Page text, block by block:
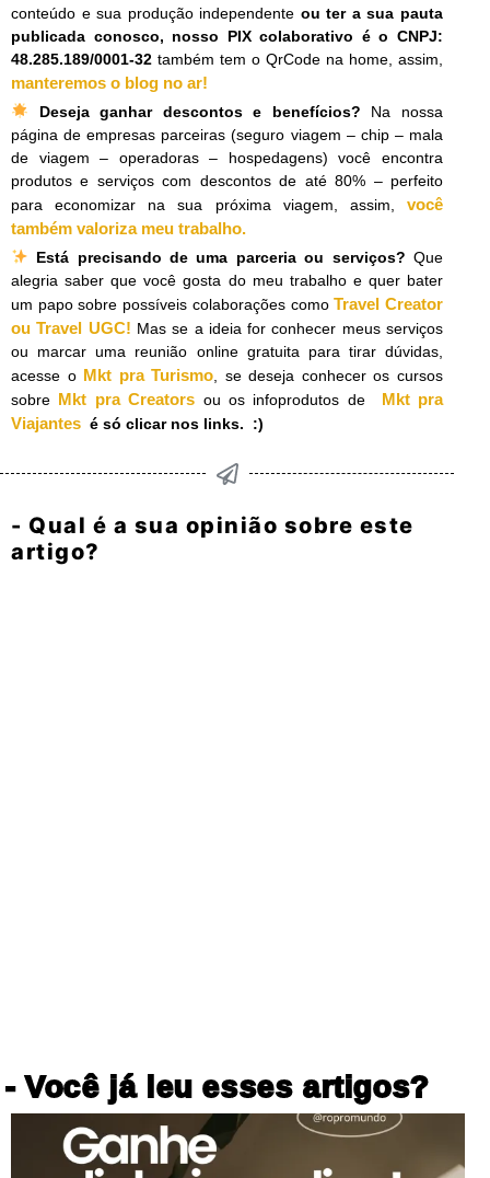
conteúdo e sua produção independente ou ter a sua pauta
publicada conosco, nosso PIX colaborativo é o CNPJ:
48.285.189/0001-32 também tem o QrCode na home, assim,
manteremos o blog no ar!
Deseja ganhar descontos e benefícios? Na nossa
página de empresas parceiras (seguro viagem – chip – mala
de viagem – operadoras – hospedagens) você encontra
produtos e serviços com descontos de até 80% – perfeito
para economizar na sua próxima viagem, assim, você
também valoriza meu trabalho.
Está precisando de uma parceria ou serviços? Que
alegria saber que você gosta do meu trabalho e quer bater
um papo sobre possíveis colaborações comoTravel Creator
ou Travel UGC! Mas se a ideia for conhecer meus serviços
ou marcar uma reunião online gratuita para tirar dúvidas,
acesse o Mkt pra Turismo , se deseja conhecer os cursos
sobre Mkt pra Creators ou os infoprodutos de
Mkt pra
Viajantes é só clicar nos links. :)
- Qual é a sua opinião sobre este
artigo?
- Você já leu esses artigos?